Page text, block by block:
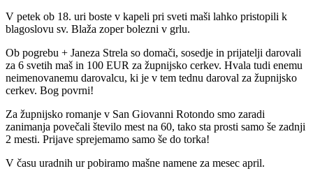
V petek ob 18. uri boste v kapeli pri sveti maši lahko pristopili k
blagoslovu sv. Blaža zoper bolezni v grlu.
Ob pogrebu + Janeza Strela so domači, sosedje in prijatelji darovali
za 6 svetih maš in 100 EUR za župnijsko cerkev. Hvala tudi enemu
neimenovanemu darovalcu, ki je v tem tednu daroval za župnijsko
cerkev. Bog povrni!
Za župnijsko romanje v San Giovanni Rotondo smo zaradi
zanimanja povečali število mest na 60, tako sta prosti samo še zadnji
2 mesti. Prijave sprejemamo samo še do torka!
V času uradnih ur pobiramo mašne namene za mesec april.